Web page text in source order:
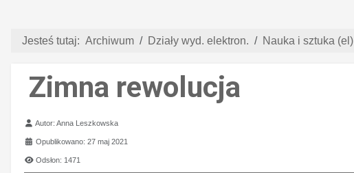
Jesteś tutaj: Archiwum Działy wyd. elektron. Nauka i sztuka (el)
Zimna rewolucja
Szczegóły
Autor:Anna Leszkowska
Opublikowano: 27 maj 2021
Odsłon: 1471